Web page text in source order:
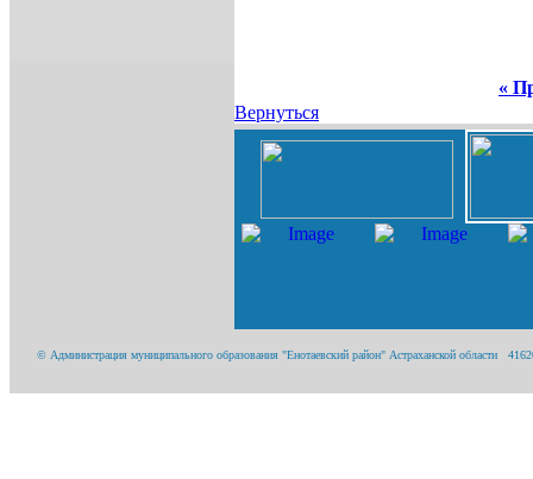
«
Вернуться
© Администрация муниципального образования "Енотаевский район" Астраханской области